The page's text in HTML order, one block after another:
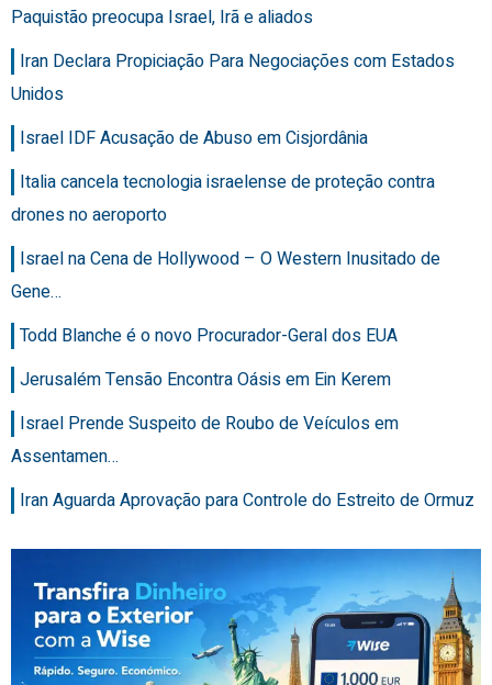
Paquistão preocupa Israel, Irã e aliados
Iran Declara Propiciação Para Negociações com Estados
Unidos
Israel IDF Acusação de Abuso em Cisjordânia
Italia cancela tecnologia israelense de proteção contra
drones no aeroporto
Israel na Cena de Hollywood – O Western Inusitado de
Gene…
Todd Blanche é o novo Procurador-Geral dos EUA
Jerusalém Tensão Encontra Oásis em Ein Kerem
Israel Prende Suspeito de Roubo de Veículos em
Assentamen…
Iran Aguarda Aprovação para Controle do Estreito de Ormuz